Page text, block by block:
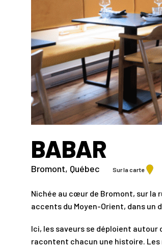
BABAR
Bromont, Québec Sur la carte
Nichée au cœur de Bromont, sur la
accents du Moyen-Orient, dans un
Ici, les saveurs se déploient autour
racontent chacun une histoire.